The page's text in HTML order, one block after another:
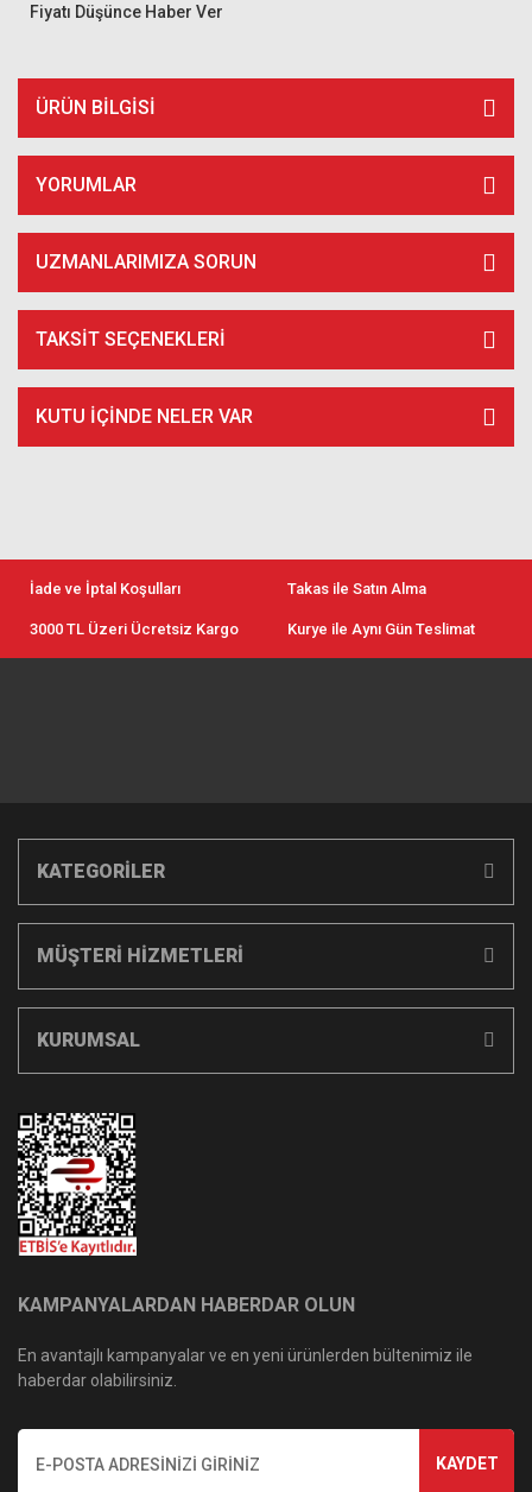
Fiyatı Düşünce Haber Ver
ÜRÜN BILGISI
YORUMLAR
UZMANLARIMIZA SORUN
TAKSIT SEÇENEKLERI
KUTU İÇİNDE NELER VAR
İade ve İptal Koşulları Takas ile Satın Alma
3000 TL Üzeri Ücretsiz Kargo Kurye ile Aynı Gün Teslimat
KATEGORİLER
MÜŞTERİ HİZMETLERİ
KURUMSAL
KAMPANYALARDAN HABERDAR OLUN
En avantajlı kampanyalar ve en yeni ürünlerden bültenimiz ile
haberdar olabilirsiniz.
KAYDET